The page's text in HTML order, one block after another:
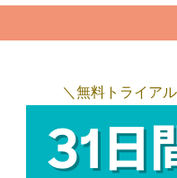
＼無料トライア